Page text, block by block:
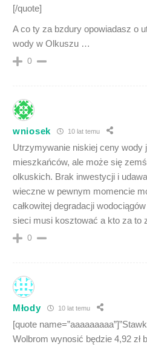
[/quote]
A co ty za bzdury opowiadasz o
wody w Olkuszu …
0
wniosek 10 lat temu
Utrzymywanie niskiej ceny wody
mieszkańców, ale może się
olkuskich. Brak inwestycji i
wieczne w pewnym momencie
całkowitej degradacji
sieci musi kosztować a kto za to
0
Młody 10 lat temu
[quote
Wolbrom wynosić będzie 4,92 zł